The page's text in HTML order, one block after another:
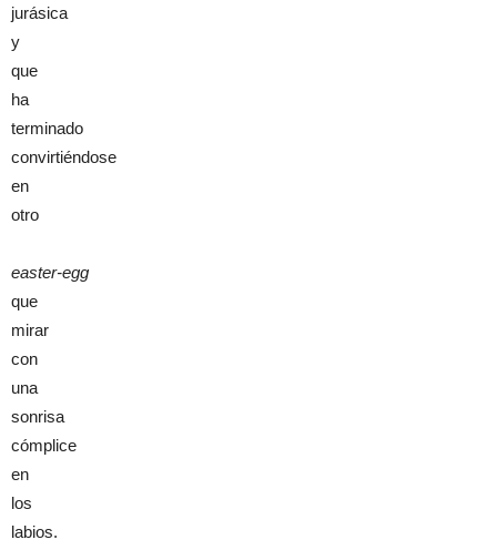
jurásica
y
que
ha
terminado
convirtiéndose
en
otro
easter-egg
que
mirar
con
una
sonrisa
cómplice
en
los
labios.